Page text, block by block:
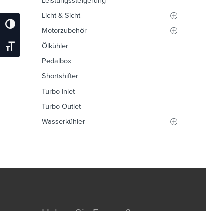
Umschalten Auf Hohe Kontraste
Schrift Vergrößern
Licht & Sicht
Motorzubehör
Ölkühler
Pedalbox
Shortshifter
Turbo Inlet
Turbo Outlet
Wasserkühler